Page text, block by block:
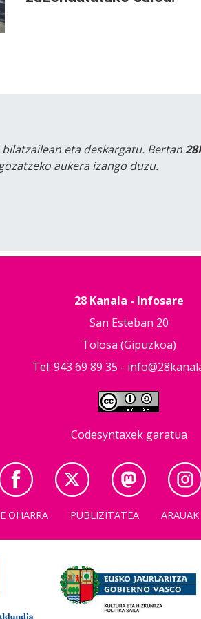
eta deskargatu. Bertan
aukera izango duzu.
28 Kanala - Infosare
San Esteban 20
Tolosa (Gipuzkoa)
Tel: 943 69 89 35 -
Codesyntaxek garatua
OHARRA PUBLIZITATEA ARAUAK